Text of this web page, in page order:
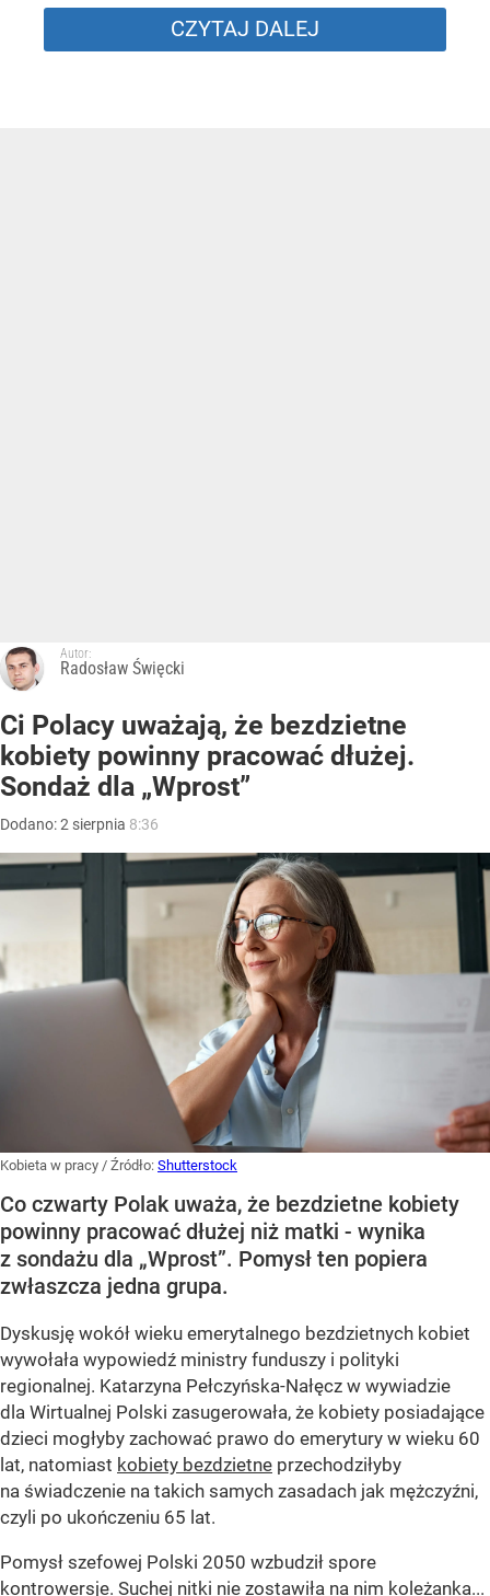
CZYTAJ DALEJ
Autor:
Radosław Święcki
Ci Polacy uważają, że bezdzietne
kobiety powinny pracować dłużej.
Sondaż dla „Wprost”
Dodano:2 sierpnia 8:36
Kobieta w pracy / Źródło: Shutterstock
Co czwarty Polak uważa, że bezdzietne kobiety
powinny pracować dłużej niż matki - wynika
z sondażu dla „Wprost”. Pomysł ten popiera
zwłaszcza jedna grupa.
Dyskusję wokół wieku emerytalnego bezdzietnych kobiet
wywołała wypowiedź ministry funduszy i polityki
regionalnej. Katarzyna Pełczyńska-Nałęcz w wywiadzie
dla Wirtualnej Polski zasugerowała, że kobiety posiadające
dzieci mogłyby zachować prawo do emerytury w wieku 60
lat, natomiast kobiety bezdzietne przechodziłyby
na świadczenie na takich samych zasadach jak mężczyźni,
czyli po ukończeniu 65 lat.
Pomysł szefowej Polski 2050 wzbudził spore
kontrowersje. Suchej nitki nie zostawiła na nim koleżanka...